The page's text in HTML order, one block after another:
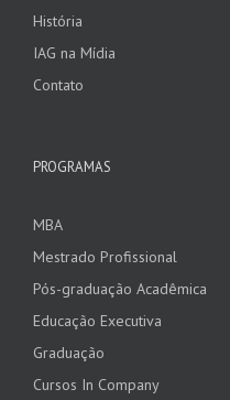
História
IAG na Mídia
Contato
PROGRAMAS
MBA
Mestrado Profissional
Pós-graduação Acadêmica
Educação Executiva
Graduação
Cursos In Company